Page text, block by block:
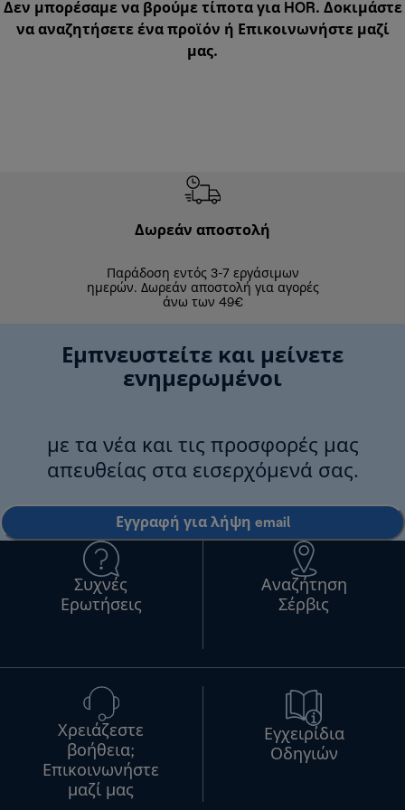
Δεν μπορέσαμε να βρούμε τίποτα για HOR. Δοκιμάστε
να αναζητήσετε ένα προϊόν ή Επικοινωνήστε μαζί
μας.
Δωρεάν αποστολή
Παράδοση εντός 3-7 εργάσιμων
ημερών. Δωρεάν αποστολή για αγορές
άνω των 49€
Εμπνευστείτε και μείνετε
ενημερωμένοι
με τα νέα και τις προσφορές μας
απευθείας στα εισερχόμενά σας.
Εγγραφή για λήψη email
Συχνές
Ερωτήσεις
Αναζήτηση
Σέρβις
Χρειάζεστε
βοήθεια;
Επικοινωνήστε
μαζί μας
Εγχειρίδια
Οδηγιών